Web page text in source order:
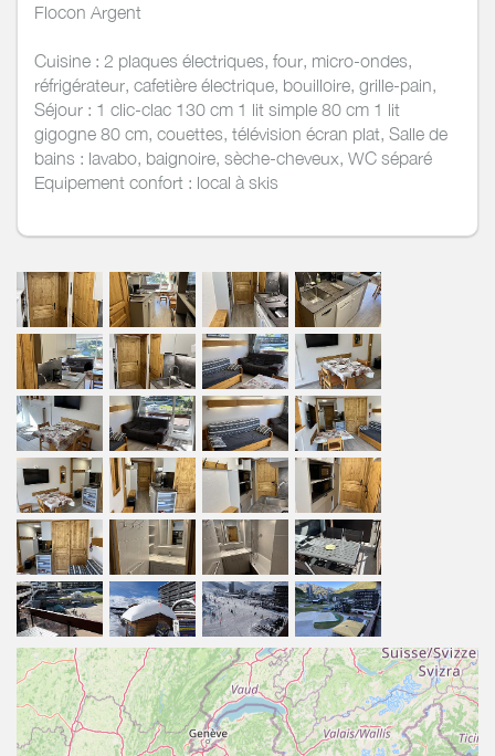
Flocon Argent
Cuisine : 2 plaques électriques, four, micro-ondes,
réfrigérateur, cafetière électrique, bouilloire, grille-pain,
Séjour : 1 clic-clac 130 cm 1 lit simple 80 cm 1 lit
gigogne 80 cm, couettes, télévision écran plat, Salle de
bains : lavabo, baignoire, sèche-cheveux, WC séparé
Equipement confort : local à skis